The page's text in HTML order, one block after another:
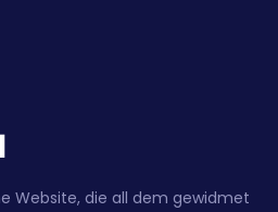
Website, die all dem gewidmet